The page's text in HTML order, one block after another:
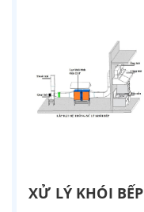
XỬ LÝ KHÓI BẾP